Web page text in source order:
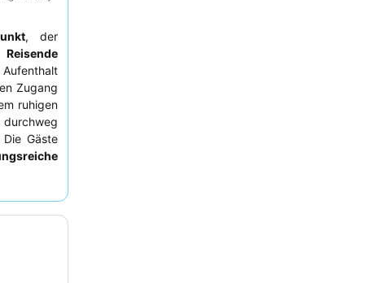
, der
Zugang
ruhigen
Gäste
Betracht